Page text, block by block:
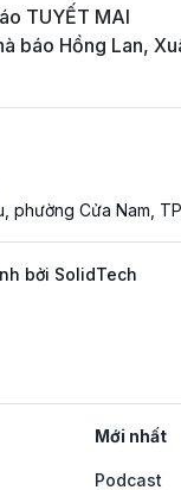
TUYẾT MAI
báo Hồng Lan,
phường Cửa Nam,
bởi SolidTech
Mới nhất
Podcast